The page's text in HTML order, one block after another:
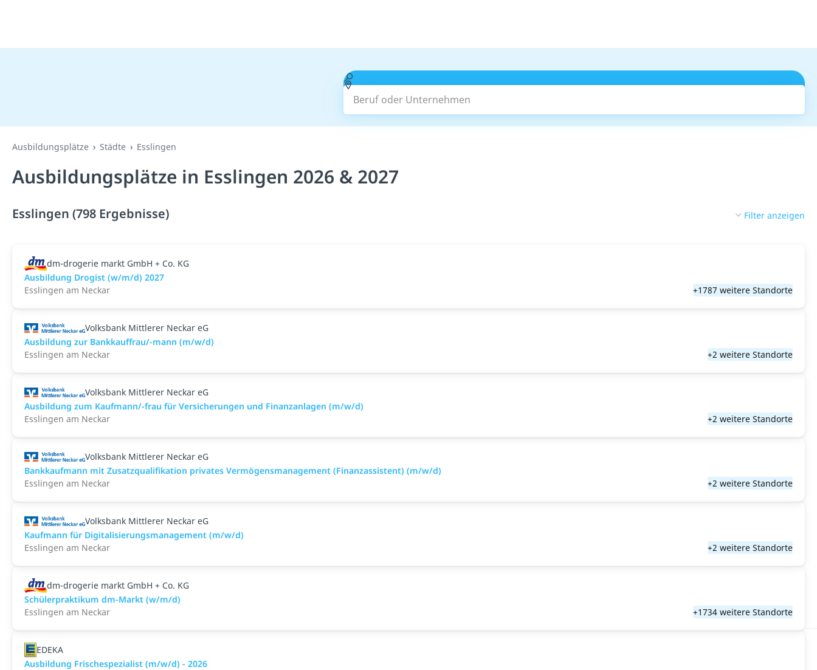
Beruf oder Unternehmen
Ausbildungsplätze Städte Esslingen
Ausbildungsplätze in Esslingen 2026 & 2027
Esslingen (798 Ergebnisse) Filter anzeigen
dm-drogerie markt GmbH + Co. KG
Ausbildung Drogist (w/m/d) 2027
Esslingen am Neckar
+1787 weitere Standorte
Volksbank Mittlerer Neckar eG
Ausbildung zur Bankkauffrau/-mann (m/w/d)
Esslingen am Neckar
+2 weitere Standorte
Volksbank Mittlerer Neckar eG
Ausbildung zum Kaufmann/-frau für Versicherungen und Finanzanlagen (m/w/d)
Esslingen am Neckar
+2 weitere Standorte
Volksbank Mittlerer Neckar eG
Bankkaufmann mit Zusatzqualifikation privates Vermögensmanagement (Finanzassistent) (m/w/d)
Esslingen am Neckar
+2 weitere Standorte
Volksbank Mittlerer Neckar eG
Kaufmann für Digitalisierungsmanagement (m/w/d)
Esslingen am Neckar
+2 weitere Standorte
dm-drogerie markt GmbH + Co. KG
Schülerpraktikum dm-Markt (w/m/d)
Esslingen am Neckar
+1734 weitere Standorte
EDEKA
Ausbildung Frischespezialist (m/w/d) - 2026